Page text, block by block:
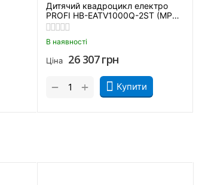
Дитячий квадроцикл електро
PROFI HB-EATV1000Q-2ST (MP3)
V2
В наявності
Ціна 26 307грн
Купити
+
−